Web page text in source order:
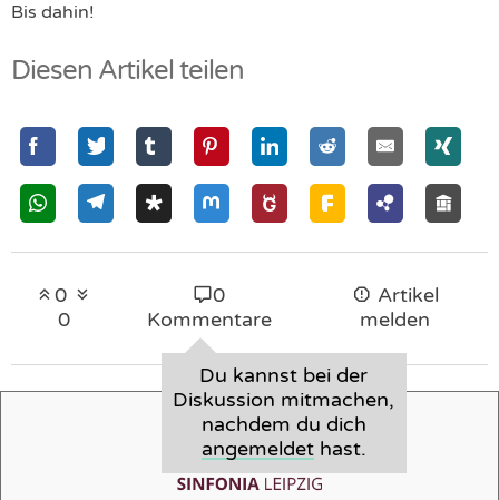
Bis dahin!
Diesen Artikel teilen
0
0
0
Kommentare
Du kannst bei der
Diskussion mitmachen,
nachdem du dich
angemeldethast.
Artikel
melden